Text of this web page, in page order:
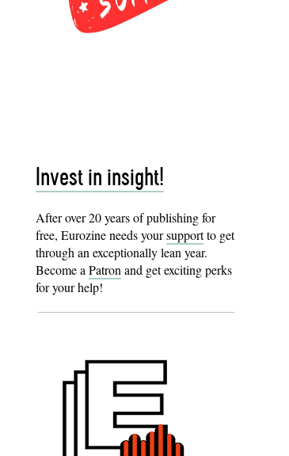
Invest in insight!
After over 20 years of publishing for
free, Eurozine needs yoursupportto get
through an exceptionally lean year.
Become aPatronand get exciting perks
for your help!